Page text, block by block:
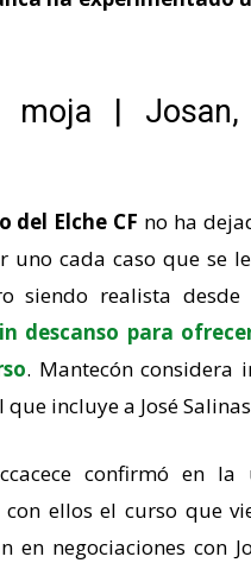
moja | Josan,
del Elche CF no ha
uno cada caso que se
siendo realista
descanso para
. Mantecón considera
que incluye a José
confirmó en
ellos el curso que
en negociaciones con